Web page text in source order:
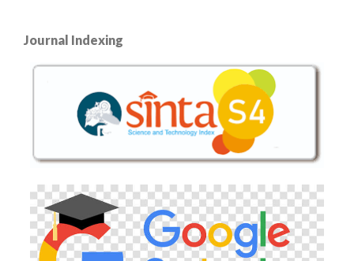
Journal Indexing